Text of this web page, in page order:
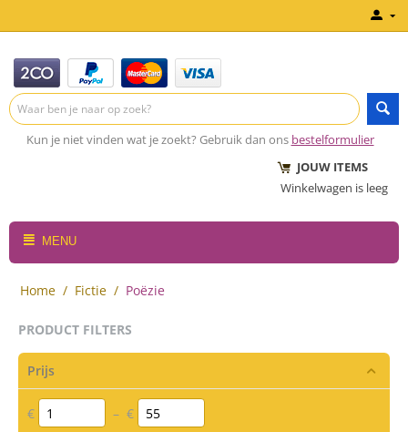
Kun je niet vinden wat je zoekt? Gebruik dan ons bestelformulier
JOUW ITEMS
Winkelwagen is leeg
MENU
Home / Fictie / Poëzie
PRODUCT FILTERS
Prijs
€ – €